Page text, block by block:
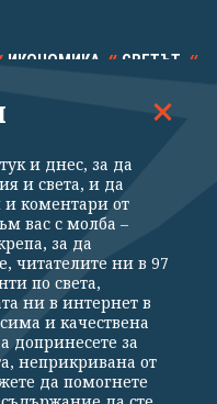
ИКОНОМИКА СВЕТЪТ
КАЛЕЙДОСКОП
за поверителност
За Клуб Z
ни
и днес, за да
и света, и да
и коментари от
вас с молба –
за да
читателите ни в 97
по света,
ни в интернет в
и качествена
допринесете за
неприкривана от
да помогнете